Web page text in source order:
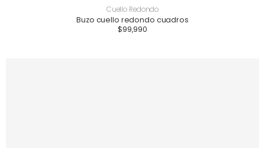
Cuello Redondo
Buzo cuello redondo cuadros
$99,990